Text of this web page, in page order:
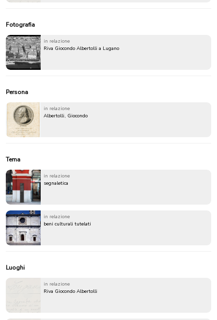
Fotografia
in relazione
Riva Giocondo Albertolli a Lugano
Persona
in relazione
Albertolli, Giocondo
Tema
in relazione
segnaletica
in relazione
beni culturali tutelati
Luoghi
in relazione
Riva Giocondo Albertolli